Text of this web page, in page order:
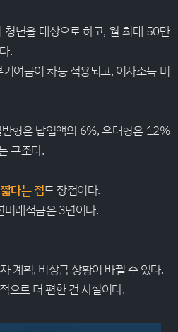
년을 대상으로 하고, 월 최대 50만
.
여금이 차등 적용되고, 이자소득 비
형은 납입액의 6%, 우대형은 12%
구조다.
다는 점도 장점이다.
미래적금은 3년이다.
계획, 비상금 상황이 바뀔 수 있다.
으로 더 편한 건 사실이다.